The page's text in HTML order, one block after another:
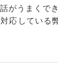
がうまくでき
応している